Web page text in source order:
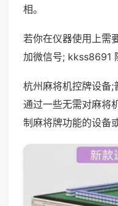
相。
若你在仪器使用上需
加微信号; kkss8691
杭州麻将机控牌设备;
通过一些无需对麻将
制麻将牌功能的设备